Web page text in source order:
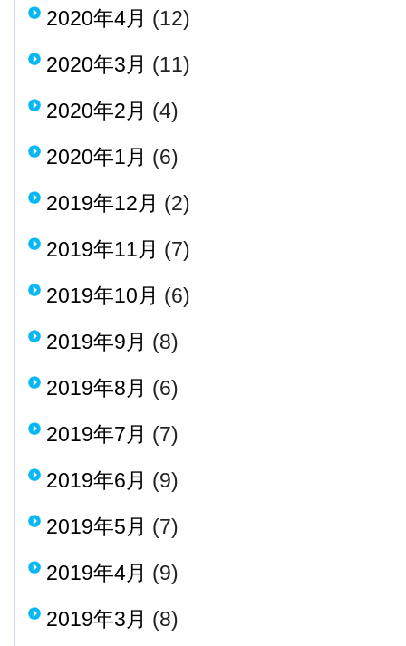
2020年4月 (12)
2020年3月 (11)
2020年2月 (4)
2020年1月 (6)
2019年12月 (2)
2019年11月 (7)
2019年10月 (6)
2019年9月 (8)
2019年8月 (6)
2019年7月 (7)
2019年6月 (9)
2019年5月 (7)
2019年4月 (9)
2019年3月 (8)